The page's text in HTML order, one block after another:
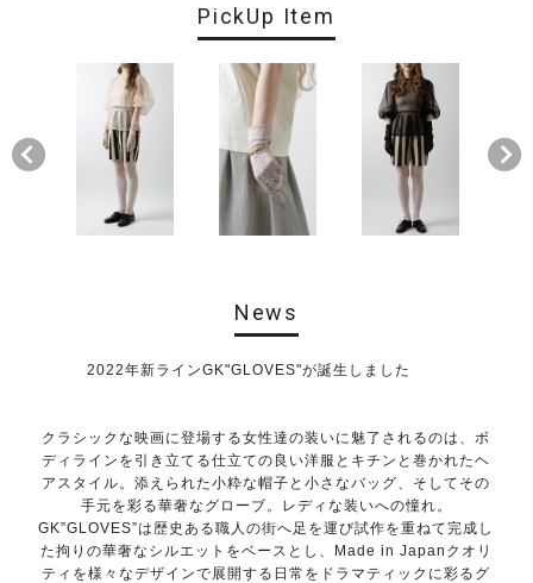
PickUp Item
News
2022年新ラインGK"GLOVES"が誕生しました
クラシックな映画に登場する女性達の装いに魅了されるのは、ボ
ディラインを引き立てる仕立ての良い洋服とキチンと巻かれたヘ
アスタイル。添えられた小粋な帽子と小さなバッグ、そしてその
手元を彩る華奢なグローブ。レディな装いへの憧れ。
GK”GLOVES”は歴史ある職人の街へ足を運び試作を重ねて完成し
た拘りの華奢なシルエットをベースとし、Made in Japanクオリ
ティを様々なデザインで展開する日常をドラマティックに彩るグ